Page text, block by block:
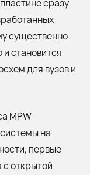
сразу
существенно
становится
для вузов и
MPW
на
первые
открытой